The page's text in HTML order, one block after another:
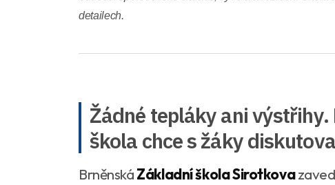
detailech.
Žádné tepláky ani
škola chce s žáky
BrněnskáZákladní škola Sirotkova